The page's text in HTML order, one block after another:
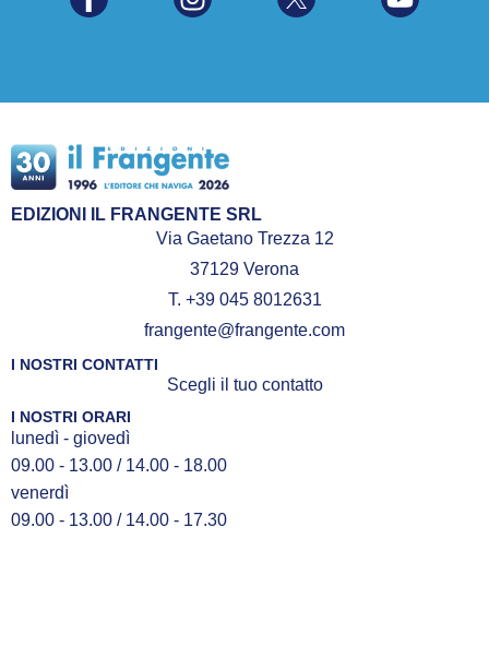
EDIZIONI IL FRANGENTE SRL
Via Gaetano Trezza 12
37129 Verona
T. +39 045 8012631
frangente@frangente.com
I NOSTRI CONTATTI
Scegli il tuo contatto
I NOSTRI ORARI
lunedì - giovedì
09.00 - 13.00 / 14.00 - 18.00
venerdì
09.00 - 13.00 / 14.00 - 17.30